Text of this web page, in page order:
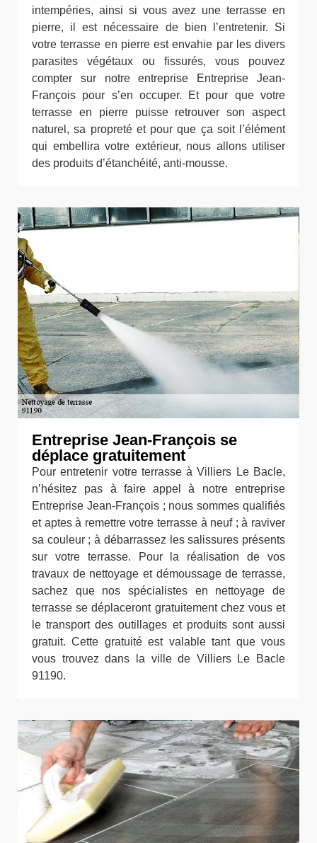
intempéries, ainsi si vous avez une terrasse en
pierre, il est nécessaire de bien l’entretenir. Si
votre terrasse en pierre est envahie par les divers
parasites végétaux ou fissurés, vous pouvez
compter sur notre entreprise Entreprise Jean-
François pour s’en occuper. Et pour que votre
terrasse en pierre puisse retrouver son aspect
naturel, sa propreté et pour que ça soit l’élément
qui embellira votre extérieur, nous allons utiliser
des produits d’étanchéité, anti-mousse.
Entreprise Jean-François se
déplace gratuitement
Pour entretenir votre terrasse à Villiers Le Bacle,
n’hésitez pas à faire appel à notre entreprise
Entreprise Jean-François ; nous sommes qualifiés
et aptes à remettre votre terrasse à neuf ; à raviver
sa couleur ; à débarrassez les salissures présents
sur votre terrasse. Pour la réalisation de vos
travaux de nettoyage et démoussage de terrasse,
sachez que nos spécialistes en nettoyage de
terrasse se déplaceront gratuitement chez vous et
le transport des outillages et produits sont aussi
gratuit. Cette gratuité est valable tant que vous
vous trouvez dans la ville de Villiers Le Bacle
91190.